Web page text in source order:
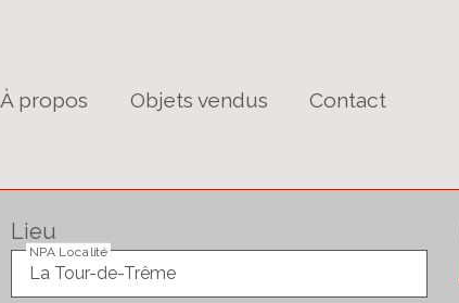
À propos Objets vendus Contact
Lieu
NPA Localité